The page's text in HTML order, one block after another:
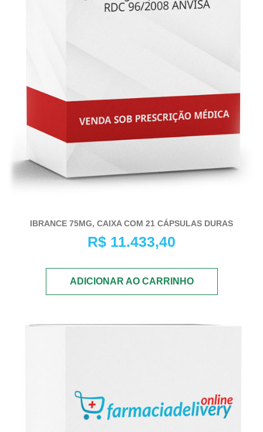
IBRANCE 75MG, CAIXA COM 21 CÁPSULAS DURAS
R$ 11.433,40
ADICIONAR AO CARRINHO